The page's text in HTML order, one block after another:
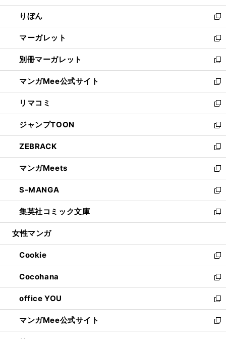
開
く
ウ
で
開
く
ン
ド
ウ
で
開
く
ウ
ィ
ン
ド
ウ
で
開
く
りぼん
新
し
い
ウ
ィ
ン
ド
ウ
で
開
く
マーガレット
新
し
い
ウ
ィ
ン
ド
ウ
で
開
く
別冊マーガレット
新
し
い
ウ
ィ
ン
ド
ウ
で
開
く
マンガMee公式サイト
新
し
い
ウ
ィ
ン
ド
ウ
で
開
く
リマコミ
新
し
い
ウ
ィ
ン
ド
ウ
で
開
く
ジャンプTOON
新
し
い
ウ
ィ
ン
ド
ウ
で
開
ZEBRACK
新
し
い
ウ
ィ
ン
ド
ウ
開
く
マンガMeets
新
し
い
ウ
ィ
ン
ウ
で
開
く
S-MANGA
新
し
い
ウ
ン
ド
ウ
で
開
く
集英社コミック文庫
新
し
ウ
ィ
ン
ド
ウ
で
開
く
女性マンガ
Cookie
新
し
い
ウ
ィ
ン
ド
ウ
Cocohana
新
し
い
ウ
ィ
ン
office YOU
新
し
い
ウ
マンガMee公式サイト
新
し